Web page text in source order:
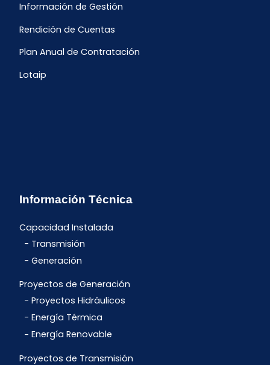
Información de Gestión
Rendición de Cuentas
Plan Anual de Contratación
Lotaip
Información Técnica
Capacidad Instalada
Transmisión
Generación
Proyectos de Generación
Proyectos Hidráulicos
Energía Térmica
Energía Renovable
Proyectos de Transmisión